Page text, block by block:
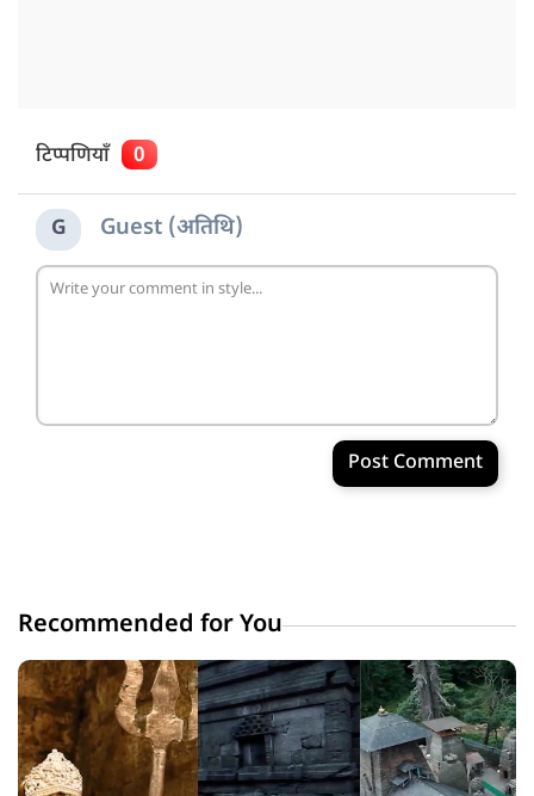
टिप्पणियाँ 0
G Guest (अतिथि)
Post Comment
Recommended for You